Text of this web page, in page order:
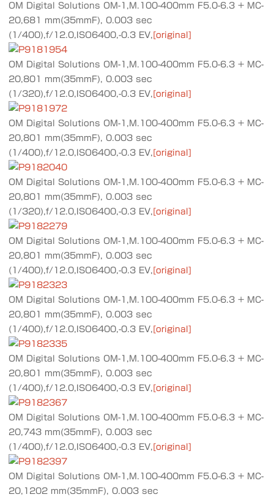
OM Digital Solutions OM-1,M.100-400mm F5.0-6.3 + MC-
20,681 mm(35mmF), 0.003 sec
(1/400),f/12.0,ISO6400,-0.3 EV,[original]
OM Digital Solutions OM-1,M.100-400mm F5.0-6.3 + MC-
20,801 mm(35mmF), 0.003 sec
(1/320),f/12.0,ISO6400,-0.3 EV,[original]
OM Digital Solutions OM-1,M.100-400mm F5.0-6.3 + MC-
20,801 mm(35mmF), 0.003 sec
(1/400),f/12.0,ISO6400,-0.3 EV,[original]
OM Digital Solutions OM-1,M.100-400mm F5.0-6.3 + MC-
20,801 mm(35mmF), 0.003 sec
(1/320),f/12.0,ISO6400,-0.3 EV,[original]
OM Digital Solutions OM-1,M.100-400mm F5.0-6.3 + MC-
20,801 mm(35mmF), 0.003 sec
(1/400),f/12.0,ISO6400,-0.3 EV,[original]
OM Digital Solutions OM-1,M.100-400mm F5.0-6.3 + MC-
20,801 mm(35mmF), 0.003 sec
(1/400),f/12.0,ISO6400,-0.3 EV,[original]
OM Digital Solutions OM-1,M.100-400mm F5.0-6.3 + MC-
20,801 mm(35mmF), 0.003 sec
(1/400),f/12.0,ISO6400,-0.3 EV,[original]
OM Digital Solutions OM-1,M.100-400mm F5.0-6.3 + MC-
20,743 mm(35mmF), 0.003 sec
(1/400),f/12.0,ISO6400,-0.3 EV,[original]
OM Digital Solutions OM-1,M.100-400mm F5.0-6.3 + MC-
20,1202 mm(35mmF), 0.003 sec